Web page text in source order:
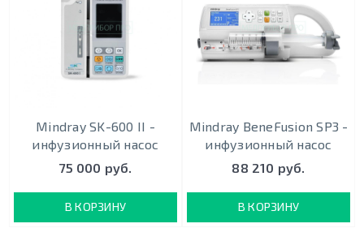
Mindray SK-600 II -
инфузионный насос
75 000 руб.
В КОРЗИНУ
Mindray BeneFusion SP3 -
инфузионный насос
88 210 руб.
В КОРЗИНУ